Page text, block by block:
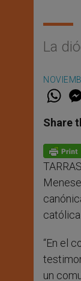
La
W
t
s
p
p
Share
“En el
un